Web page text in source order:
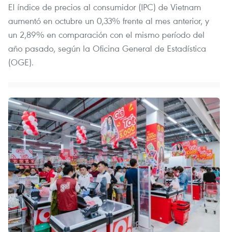
El índice de precios al consumidor (IPC) de Vietnam
aumentó en octubre un 0,33% frente al mes anterior, y
un 2,89% en comparación con el mismo período del
año pasado, según la Oficina General de Estadística
(OGE).